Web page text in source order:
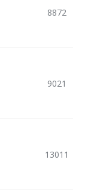
8872
9021
13011